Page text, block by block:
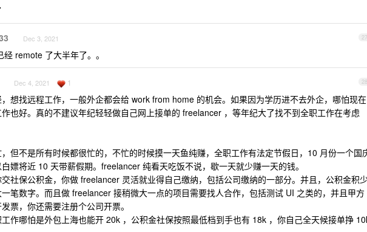
27
Dec 3, 2021
remote 了大半年了。。
28
Dec 4, 2021 1
想找远程工作，一般外企都会给 work from home 的机会。如果因为学历进不去外企，哪怕现在
也好。真的不建议年纪轻轻做自己网上接单的 freelancer ，等年纪大了找不到全职工作在考虑
但不是所有时候都很忙的，不忙的时候摸一天鱼纯赚，全职工作有法定节假日，10 月份一个国
嫖将近 10 天带薪假期。freelancer 纯看天吃饭不说，歇一天就少赚一天的钱。
社保公积金，你做 freelancer 灵活就业得自己缴纳，包括公司缴纳的一部分。并且，公积金积
笔数字。而且做 freelancer 接稍微大一点的项目需要找人合作，包括测试 UI 之类的，并且甲方
票，你还需要注册个公司开票。
作哪怕是外包上海也能开 20k ，公积金社保按照最低档到手也有 18k ，你自己全天候接单挣